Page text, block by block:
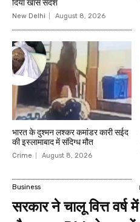
दिया खास संदेश
New Delhi August 8, 2026
भारत के दुश्मन लश्कर कमांडर कारी सईद
की इस्लामाबाद में संदिग्ध मौत
Crime August 8, 2026